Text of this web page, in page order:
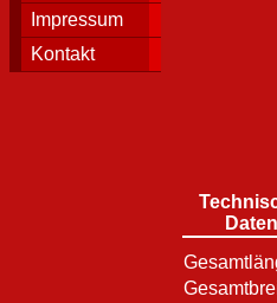
Impressum
Kontakt
Daten